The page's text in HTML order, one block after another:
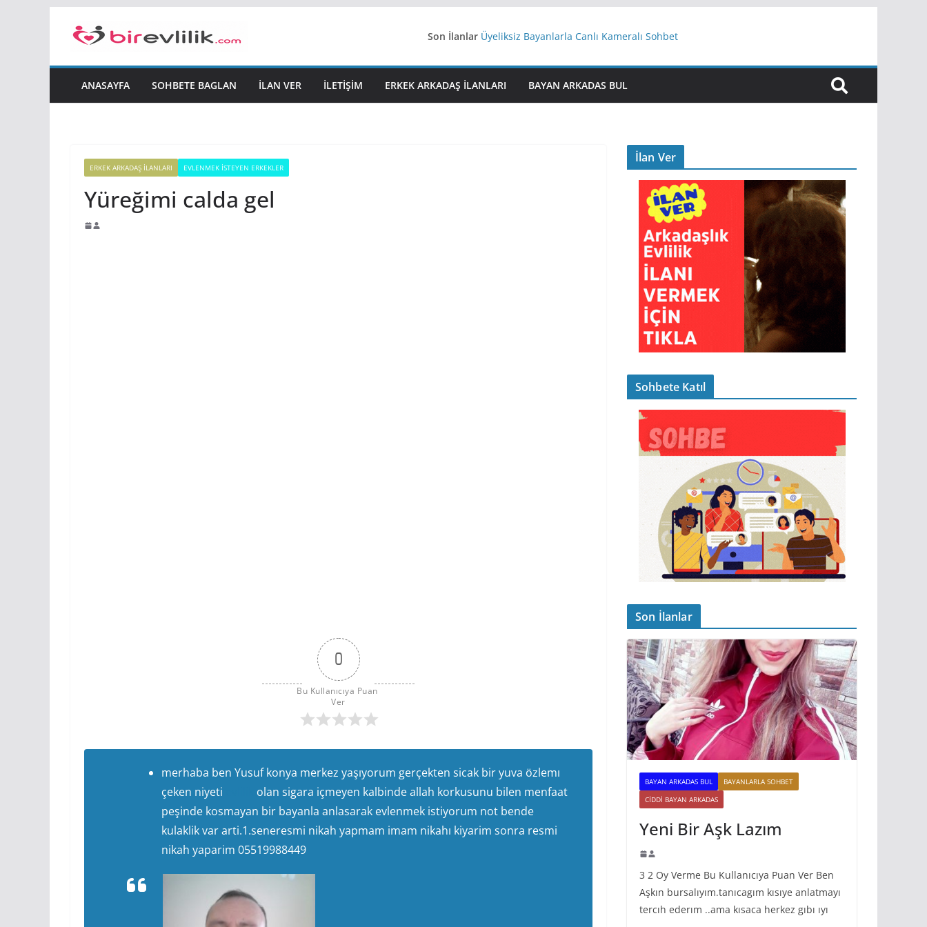
Son İlanlar Üyeliksiz Bayanlarla Canlı Kameralı Sohbet
Ağrıli Suriyeli Bayanlar
İstanbul arkadaş arıyorum
ANASAYFA SOHBETE BAGLAN İLAN VER İLETIŞIM ERKEK ARKADAŞ ILANLARI BAYAN ARKADAS BUL
ERKEK ARKADAŞ ILANLARI EVLENMEK İSTEYEN ERKEKLER
Yüreğimi calda gel
0
Bu Kullanıcıya Puan
Ver
merhaba ben Yusuf konya merkez yaşıyorum gerçekten sicak bir yuva özlemı
çeken niyeti
olan sigara içmeyen kalbinde allah korkusunu bilen menfaat
peşinde kosmayan bir bayanla anlasarak evlenmek istiyorum not bende
kulaklik var arti.1.seneresmi nikah yapmam imam nikahı kiyarim sonra resmi
nikah yaparim 05519988449
İlan Ver
Sohbete Katıl
Son İlanlar
BAYAN ARKADAS BUL
BAYANLARLA SOHBET
CIDDI BAYAN ARKADAS
Yeni Bir Aşk Lazım
3 2 Oy Verme Bu Kullanıcıya Puan Ver Ben
Aşkın bursalıyım.tanıcagım kısıye anlatmayı
tercıh ederım ..ama kısaca herkez gıbı ıyı